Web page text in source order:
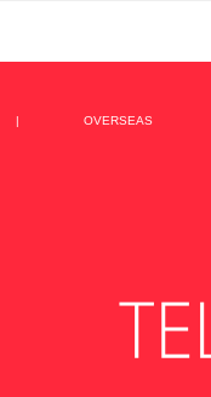
| OVERSEAS